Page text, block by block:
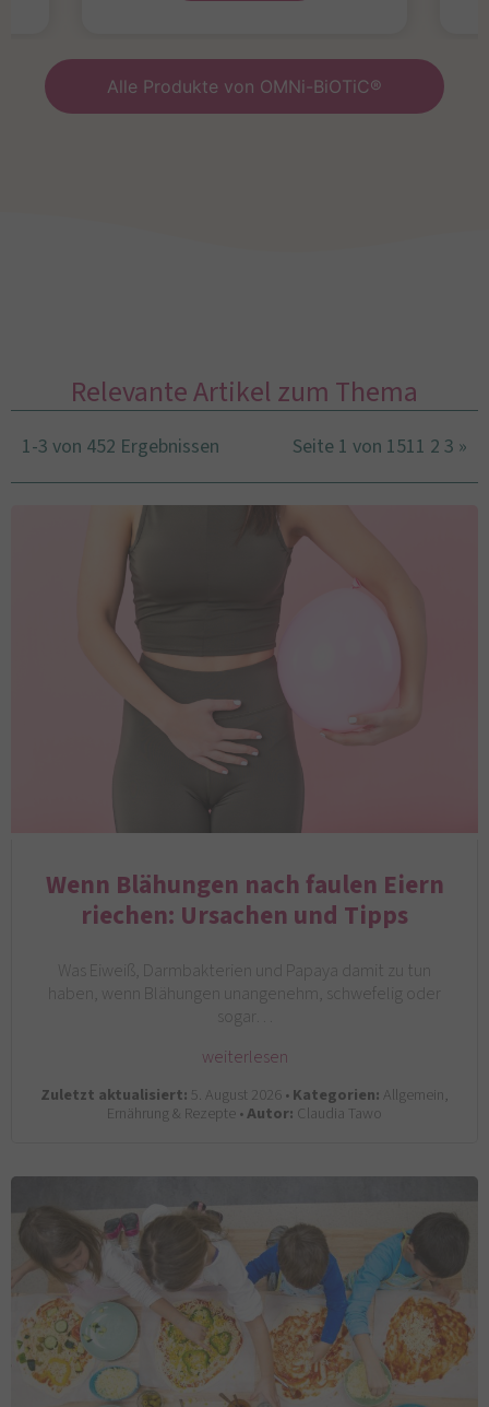
Alle Produkte von OMNi-BiOTiC®
Relevante Artikel zum Thema
1-3 von 452 Ergebnissen Seite 1 von 1511 2 3 »
Wenn Blähungen nach faulen Eiern
riechen: Ursachen und Tipps
Was Eiweiß, Darmbakterien und Papaya damit zu tun
haben, wenn Blähungen unangenehm, schwefelig oder
sogar…
weiterlesen
Zuletzt aktualisiert: 5. August 2026 •Kategorien: Allgemein,
Ernährung & Rezepte •Autor: Claudia Tawo